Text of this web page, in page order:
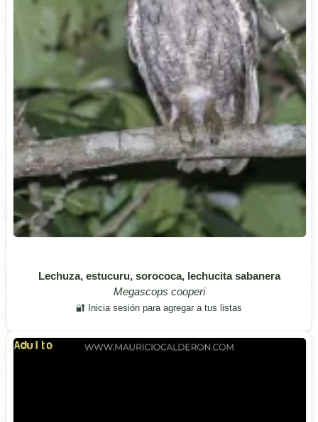
Lechuza, estucuru, sorococa, lechucita sabanera
Megascops cooperi
🔐 Inicia sesión para agregar a tus listas